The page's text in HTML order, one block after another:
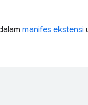
manifes ekstensi